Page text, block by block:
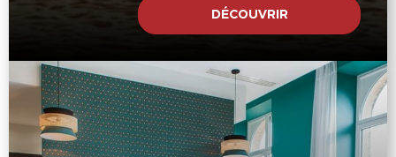
DÉCOUVRIR